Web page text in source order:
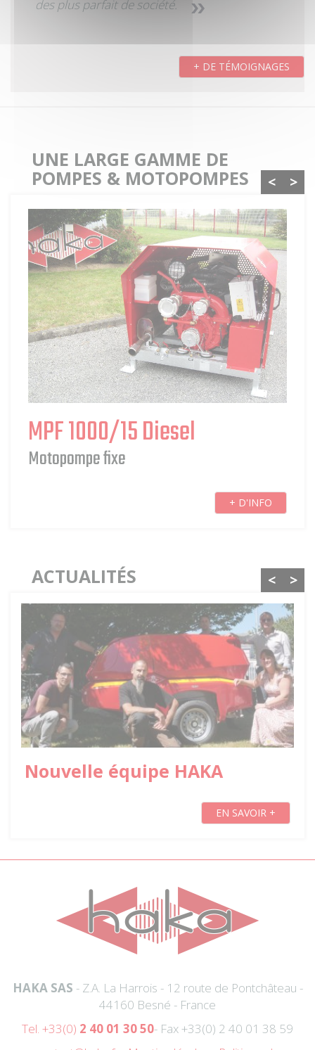
+ DE TÉMOIGNAGES
UNE LARGE GAMME DE
POMPES & MOTOPOMPES
MPF 1000/15 Diesel
Motopompe fixe
< >
ACTUALITÉS < >
HAKA SAS - Z.A. La Harrois - 12 route de Pontchâteau -
44160 Besné - France
Tel. +33(0) 2 40 01 30 50- Fax +33(0) 2 40 01 38 59